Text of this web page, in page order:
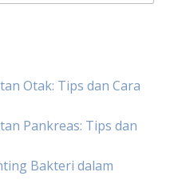
Otak: Tips dan Cara
Pankreas: Tips dan
Bakteri dalam